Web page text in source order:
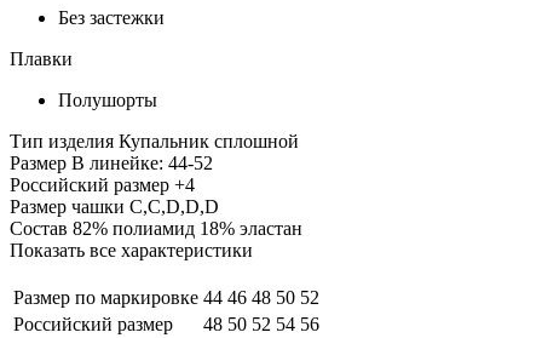
Без застежки
Плавки
Полушорты
Тип изделия Купальник сплошной
Размер В линейке: 44-52
Российский размер +4
Размер чашки C,С,D,D,D
Состав 82% полиамид 18% эластан
Показать все характеристики
Размер по маркировке 44 46 48 50 52
Российский размер
48 50 52 54 56